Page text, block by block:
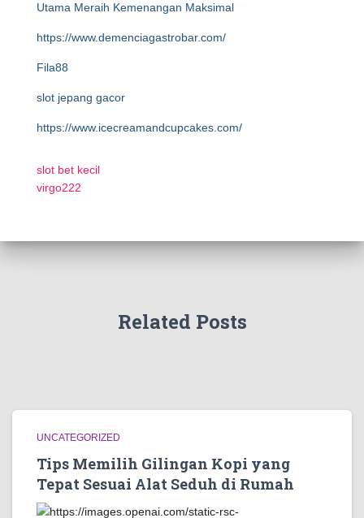
Utama Meraih Kemenangan Maksimal
https://www.demenciagastrobar.com/
Fila88
slot jepang gacor
https://www.icecreamandcupcakes.com/
slot bet kecil
virgo222
Related Posts
UNCATEGORIZED
Tips Memilih Gilingan Kopi yang
Tepat Sesuai Alat Seduh di Rumah